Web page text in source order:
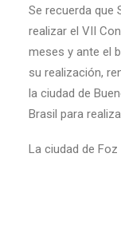
Se recuerda que
realizar el VII
meses y ante el
su realización,
la ciudad de
Brasil para
La ciudad de Foz